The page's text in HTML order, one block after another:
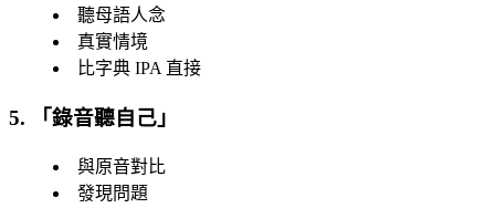
聽母語人念
真實情境
比字典 IPA 直接
5. 「錄音聽自己 」
與原音對比
發現問題